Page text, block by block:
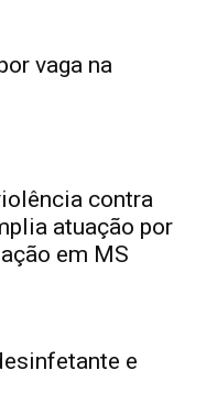
vaga na
contra
atuação por
em MS
e